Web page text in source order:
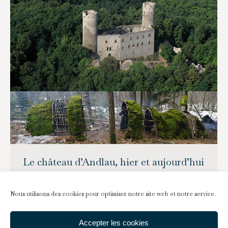
Nous utilisons des cookies pour optimiser notre site web et notre service.
Accepter les cookies
Le château d’Andlau, hier et aujourd’hui
Un château, entre imaginaire et mémoire.
Patrimoine témoin de la longue histoire de sa